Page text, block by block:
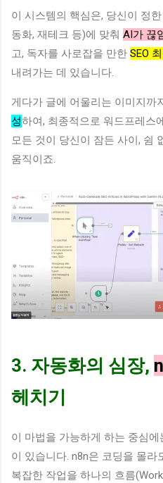
이 시스템의 핵심은, 당신이 정
동화, 재테크 등)에 맞춰 AI가 끊
고, 독자를 사로잡을 만한 SEO
내려가는 데 있습니다.
게다가 글에 어울리는 이미지까
성하여, 최종적으로 워드프레스
모든 것이 당신이 잠든 사이, 쉼
움직이죠.
3. 자동화의 심장,
헤치기
이 마법을 가능하게 하는 중심에
이 있습니다. n8n은 코딩을 몰
복잡한 작업을 하나의 흐름